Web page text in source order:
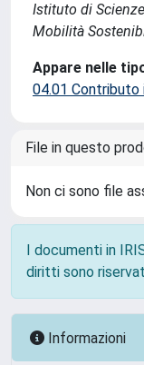
Istituto di
Mobilità
Appare nelle
04.01
File in questo
Non ci sono file
I documenti in
diritti sono
Informazioni